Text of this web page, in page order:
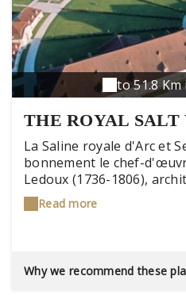
to 51.8
THE ROYAL SALT
La Saline royale d'Arc et
bonnement le chef-
Ledoux (1736-1806),
visionnaire du siècle des
rare dans l'histoire de
fonctionnait comme une
vivait presque toute la
Read more
Why we recommend these